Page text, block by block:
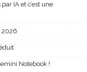
IA et c’est une
2026
Notebook !